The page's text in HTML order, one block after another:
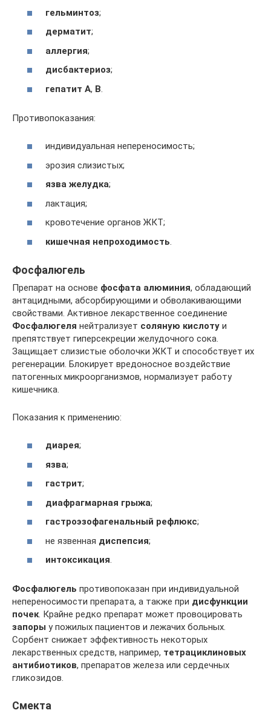
гельминтоз;
дерматит;
аллергия;
дисбактериоз;
гепатит А, В.
Противопоказания:
индивидуальная непереносимость;
эрозия слизистых;
язва желудка;
лактация;
кровотечение органов ЖКТ;
кишечная непроходимость.
Фосфалюгель
Препарат на основе фосфата алюминия, обладающий
антацидными, абсорбирующими и обволакивающими
свойствами. Активное лекарственное соединение
Фосфалюгеля нейтрализует соляную кислоту и
препятствует гиперсекреции желудочного сока.
Защищает слизистые оболочки ЖКТ и способствует их
регенерации. Блокирует вредоносное воздействие
патогенных микроорганизмов, нормализует работу
кишечника.
Показания к применению:
диарея;
язва;
гастрит;
диафрагмарная грыжа;
гастроэзофагенальный рефлюкс;
не язвенная диспепсия;
интоксикация.
Фосфалюгель противопоказан при индивидуальной
непереносимости препарата, а также при дисфункции
почек. Крайне редко препарат может провоцировать
запоры у пожилых пациентов и лежачих больных.
Сорбент снижает эффективность некоторых
лекарственных средств, например, тетрациклиновых
антибиотиков, препаратов железа или сердечных
гликозидов.
Смекта